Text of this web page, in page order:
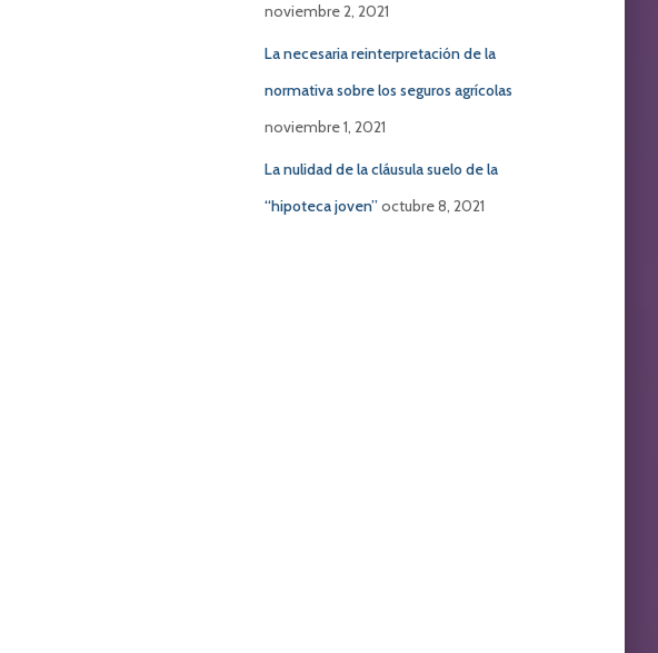
noviembre 2, 2021
La necesaria reinterpretación de la
normativa sobre los seguros agrícolas
noviembre 1, 2021
La nulidad de la cláusula suelo de la
“hipoteca joven”octubre 8, 2021